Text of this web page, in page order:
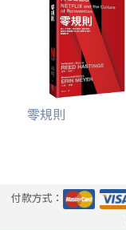
零規則
付款方式：